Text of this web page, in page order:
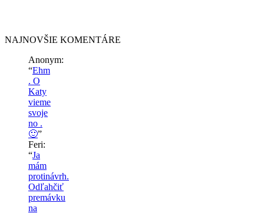
NAJNOVŠIE KOMENTÁRE
Anonym:
“Ehm
. O
Katy
vieme
svoje
no .
🙂”
Feri:
“Ja
mám
protinávrh.
Odľahčiť
premávku
na